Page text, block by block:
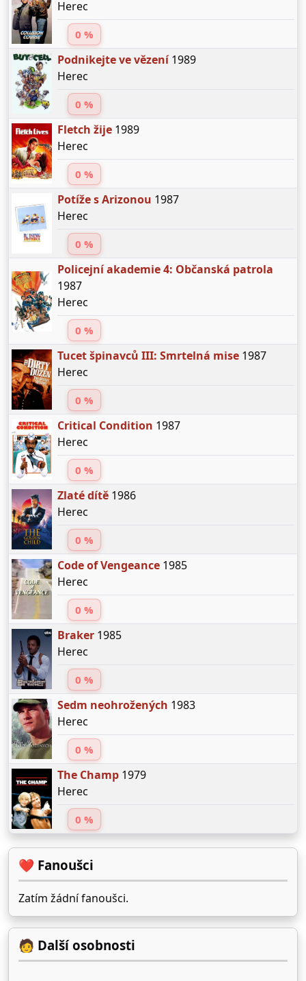
Herec
0 %
Podnikejte ve vězení1989
Herec
0 %
Fletch žije1989
Herec
0 %
Potíže s Arizonou 1987
Herec
0 %
Policejní akademie 4: Občanská patrola
1987
Herec
0 %
Tucet špinavců III: Smrtelná mise1987
Herec
0 %
Critical Condition 1987
Herec
0 %
Zlaté dítě1986
Herec
0 %
Code of Vengeance1985
Herec
0 %
Braker1985
Herec
0 %
Sedm neohrožených 1983
Herec
0 %
The Champ1979
Herec
0 %
❤️ Fanoušci
Zatím žádní fanoušci.
🧑 Další osobnosti